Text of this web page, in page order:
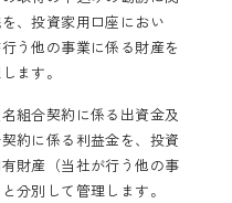
、投資家用口座におい
う他の事業に係る財産を
ます。
組合契約に係る出資金及
約に係る利益金を、投資
財産（当社が行う他の事
分別して管理します。